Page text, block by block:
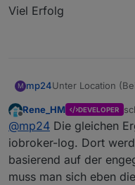
Viel Erfolg
M mp24Unter Location
Try it out drücken
Api-Key
PLZ eingeben
und Execute
Viel Erfolg
Offline
Rene_HM DEVELOPER
@mp24 Die gleichen
iobroker-log. Dort
basierend auf der
muss man sich eben